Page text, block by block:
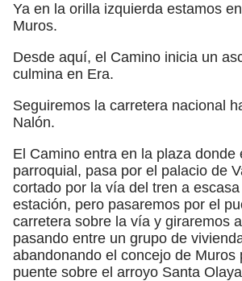
Ya en la orilla izquierda estamos
Muros.
Desde aquí, el Camino inicia un
culmina en Era.
Seguiremos la carretera nacional
Nalón.
El Camino entra en la plaza donde
parroquial, pasa por el palacio de
cortado por la vía del tren a
estación, pero pasaremos por el
carretera sobre la vía y giraremos
pasando entre un grupo de
abandonando el concejo de Muros
puente sobre el arroyo Santa